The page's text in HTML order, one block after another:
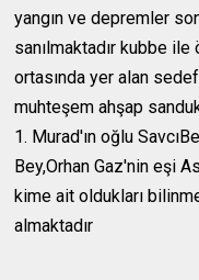
yangın ve depremler
sanılmaktadırkubbe ile
ortasında yer alan
muhteşem ahşap
1. Murad'ın oğlu Savcı
Bey,Orhan Gaz'nin eşi
kime ait oldukları
almaktadır